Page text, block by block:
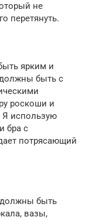
не
перетянуть.
ярким и
быть с
роскоши и
Я использую
бра с
потрясающий
должны быть
вазы,